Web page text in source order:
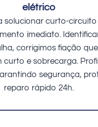
elétrico
solucionar curto-circuito
imediato.
corrigimos fiação
curto e sobrecarga.
segurança,
reparo rápido 24h.